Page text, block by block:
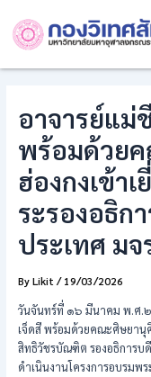
content
อาจารย์แม่
พร้อมด้วย
ฮ่องกงเข้า
ระรองอธิก
ประเทศ มจ
ByLikit/19/03/2026
วันจันทร์ที่ ๑๖ มีนาคม พ.ศ.
เจ็ดสี พร้อมด้วยคณะศิษยานุ
สิทธิวัชรบัณฑิต รองอธิการบ
ดำเนินงานโครงการอบรมพ
navigation